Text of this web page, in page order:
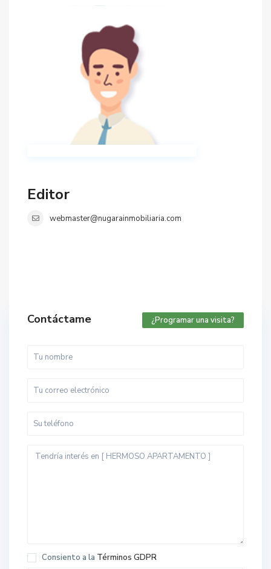
Editor
webmaster@nugarainmobiliaria.com
Contáctame ¿Programar una visita?
Consiento a la Términos GDPR